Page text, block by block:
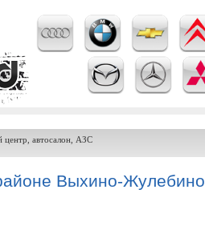
центр, автосалон, АЗС
Выхино-Жулебино